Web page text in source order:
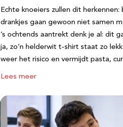
Echte knoeiers zullen dit
drankjes gaan gewoon niet samen
’s ochtends aantrekt denk je al: dit
ja, zo’n helderwit t-shirt staat zo
weer het risico en vermijdt pasta,
Lees meer